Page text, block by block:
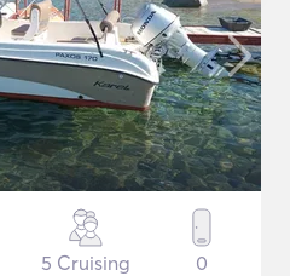
5 Cruising 0